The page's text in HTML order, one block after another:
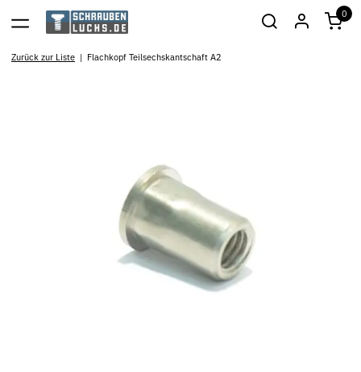
0
Zurück zur Liste Flachkopf Teilsechskantschaft A2